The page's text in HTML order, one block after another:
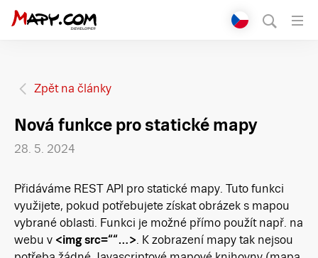
Přepnout jazyk
Zpět na články
Nová funkce pro statické mapy
28. 5. 2024
Přidáváme REST API pro statické mapy. Tuto funkci
využijete, pokud potřebujete získat obrázek s mapou
vybrané oblasti. Funkci je možné přímo použít např. na
webu v <img src=““…> . K zobrazení mapy tak nejsou